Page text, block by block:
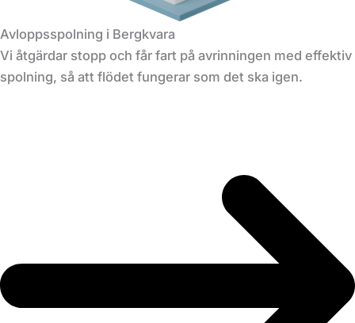
Avloppsspolning i Bergkvara
Vi åtgärdar stopp och får fart på avrinningen med effektiv
spolning, så att flödet fungerar som det ska igen.